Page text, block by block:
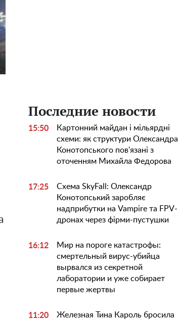
Последние новости
15:50
Картонний майдан і мільярдні
схеми: як структури Олександра
Конотопського пов'язані з
оточенням Михайла Федорова
17:25
Схема SkyFall: Олександр
Конотопський заробляє
надприбутки на Vampire та FPV-
дронах через фірми-пустушки
16:12
Мир на пороге катастрофы:
смертельный вирус-убийца
вырвался из секретной
лаборатории и уже собирает
первые жертвы
11:20
Железная Тина Кароль бросила